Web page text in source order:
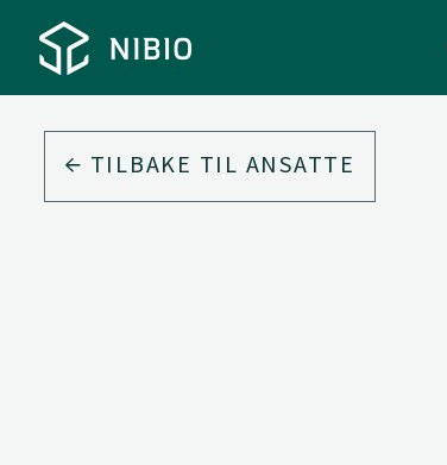
TILBAKE TIL ANSATTE